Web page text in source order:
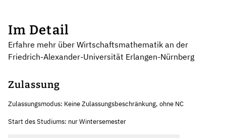
Im Detail
Erfahre mehr über Wirtschaftsmathematik an der
Friedrich-Alexander-Universität Erlangen-Nürnberg
Zulassung
Zulassungsmodus: Keine Zulassungsbeschränkung, ohne NC
Start des Studiums: nur Wintersemester